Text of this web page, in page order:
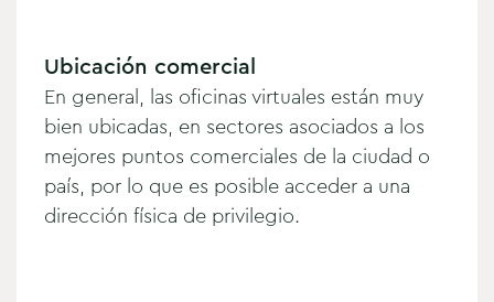
Ubicación comercial
En general, las oficinas virtuales están muy
bien ubicadas, en sectores asociados a los
mejores puntos comerciales de la ciudad o
país, por lo que es posible acceder a una
dirección física de privilegio.